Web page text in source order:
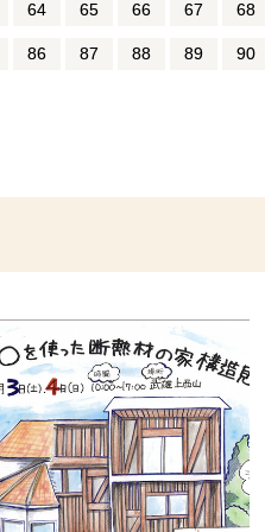
64 65 66 67 68
86 87 88 89 90